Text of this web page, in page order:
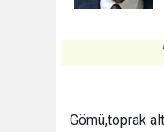
Gömü,toprak